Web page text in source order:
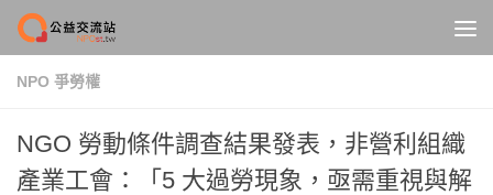
Skip to content
NPO 爭勞權
NGO 勞動條件調查結果發表，非營利組織
產業工會：「5 大過勞現象，亟需重視與解